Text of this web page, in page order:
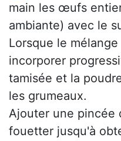
main les œufs
ambiante) avec le
Lorsque le
incorporer
tamisée et la
les grumeaux.
Ajouter une pincée
fouetter jusqu'à